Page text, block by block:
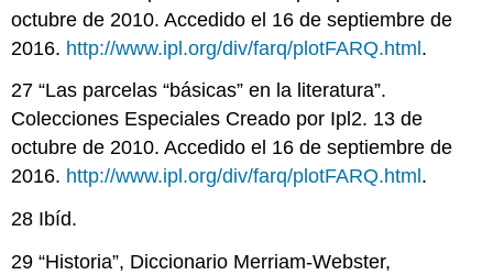
octubre de 2010. Accedido el 16 de septiembre de
2016. http://www.ipl.org/div/farq/plotFARQ.html.
27 “Las parcelas “básicas” en la literatura”.
Colecciones Especiales Creado por Ipl2. 13 de
octubre de 2010. Accedido el 16 de septiembre de
2016. http://www.ipl.org/div/farq/plotFARQ.html .
28 Ibíd.
29 “Historia”, Diccionario Merriam-Webster,